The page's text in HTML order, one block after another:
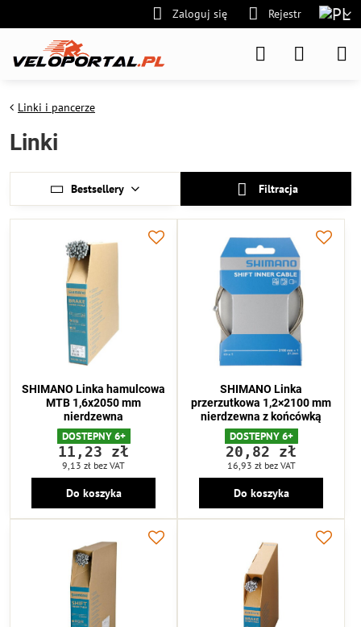
Zaloguj się Rejestr
Linki i pancerze
Linki
Bestsellery Filtracja
SHIMANO Linka hamulcowa
MTB 1,6x2050 mm
nierdzewna
DOSTEPNY 6+
11,23 zł
9,13 zł bez VAT
Do koszyka
SHIMANO Linka
przerzutkowa 1,2×2100 mm
nierdzewna z końcówką
DOSTEPNY 6+
20,82 zł
16,93 zł bez VAT
Do koszyka